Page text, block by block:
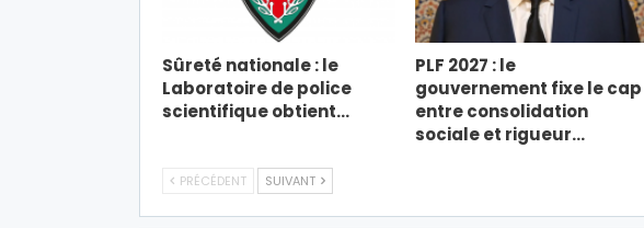
Sûreté nationale : le
Laboratoire de police
scientifique obtient…
PLF 2027 : le
gouvernement fixe le cap
entre consolidation
sociale et rigueur…
PRÉCÉDENT SUIVANT